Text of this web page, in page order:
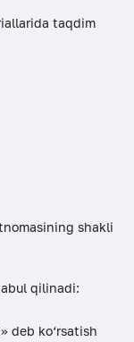
taqdim
shakli
qilinadi:
deb ko‘rsatish